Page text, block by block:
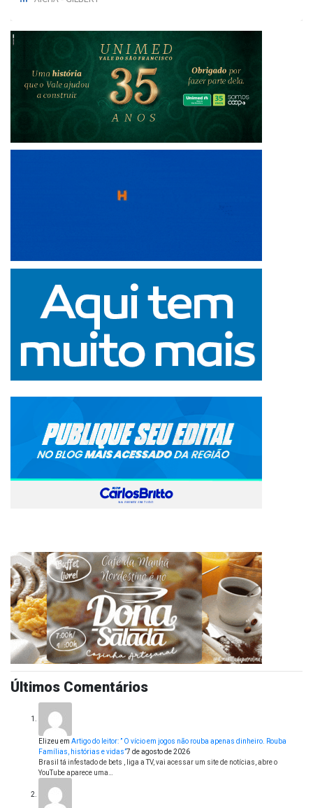
Últimos Comentários
Elizeu em Artigo do leitor: ” O vício em jogos não rouba apenas dinheiro. Rouba
Famílias, histórias e vidas”7 de agosto de 2026
Brasil tá infestado de bets , liga a TV, vai acessar um site de notícias, abre o
YouTube aparece uma…